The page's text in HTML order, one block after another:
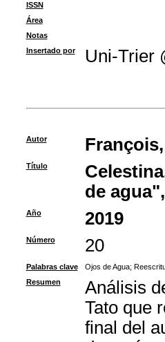
ISSN
Área
Notas
Insertado por
Uni-Trier
Autor
Título
de
Año 2019
Número 20
Palabras clave Ojos de Agua;
Resumen
Análisis
Tato que
final del